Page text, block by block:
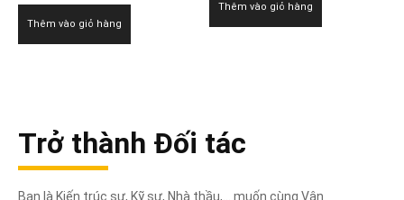
Thêm vào giỏ hàng
Thêm vào giỏ hàng
Trở thành Đối tác
Bạn là Kiến trúc sư, Kỹ sư, Nhà thầu,... muốn cùng Vân